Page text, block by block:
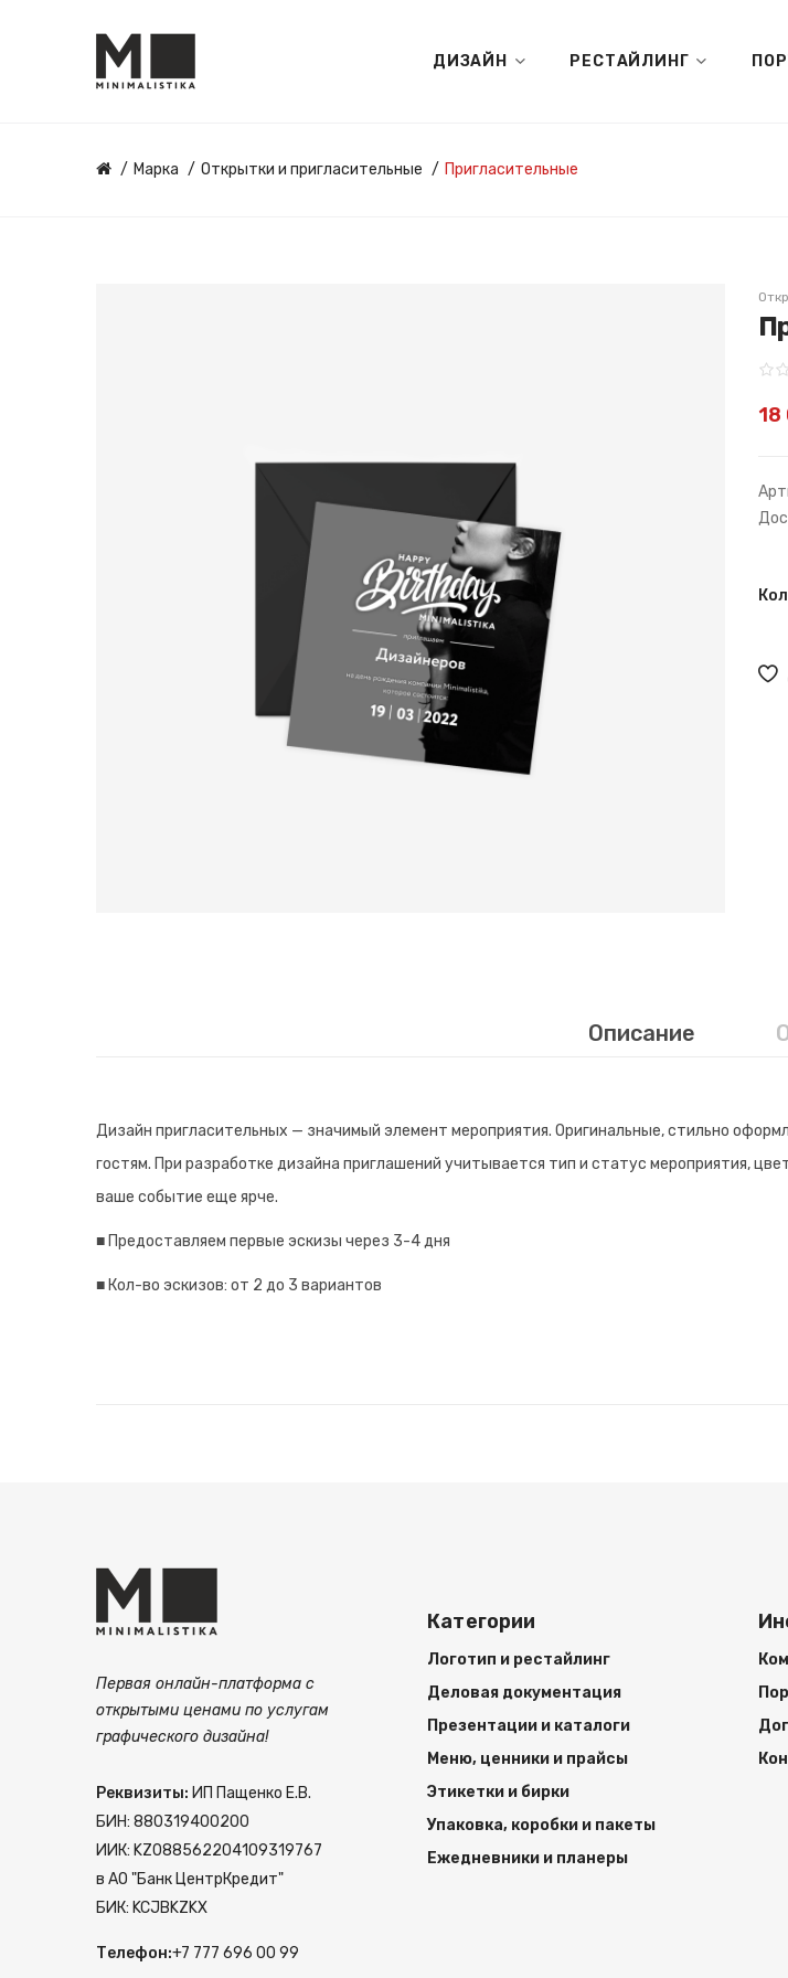
ДИЗАЙН РЕСТАЙЛИНГ
Марка Открытки и пригласительные Пригласительные
18
Описание
Дизайн пригласительных — значимый элемент мероприятия. Оригинальные, стильно
гостям. При разработке дизайна приглашений учитывается тип и статус мероприятия,
ваше событие еще ярче.
■ Предоставляем первые эскизы через 3-4 дня
■ Кол-во эскизов: от 2 до 3 вариантов
Первая онлайн-платформа с
открытыми ценами по услугам
графического дизайна!
Реквизиты: ИП Пащенко Е.В.
БИН: 880319400200
ИИК: KZ088562204109319767
в АО "Банк ЦентрКредит"
БИК: KCJBKZKX
Телефон:+7 777 696 00 99
Категории
Логотип и рестайлинг
Деловая документация
Презентации и каталоги
Меню, ценники и прайсы
Этикетки и бирки
Упаковка, коробки и пакеты
Ежедневники и планеры